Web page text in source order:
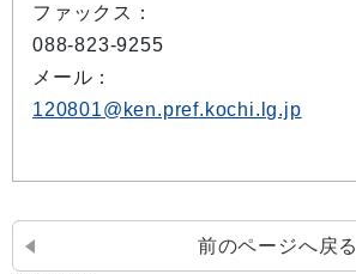
ファックス：
088-823-9255
メール：
120801@ken.pref.kochi.lg.jp
前のページへ戻る